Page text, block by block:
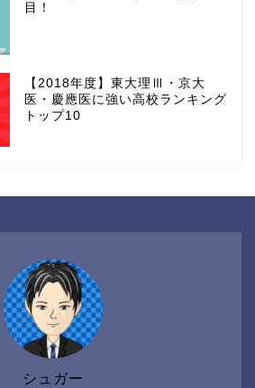
目！
【2018年度】東大理Ⅲ・京大
医・慶應医に強い高校ランキング
トップ10
シュガー